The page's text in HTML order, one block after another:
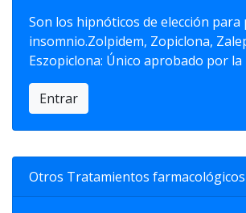
Son los hipnóticos de elección para
insomnio.Zolpidem, Zopiclona,
Eszopiclona: Único aprobado por la
Entrar
Otros Tratamientos farmacológicos